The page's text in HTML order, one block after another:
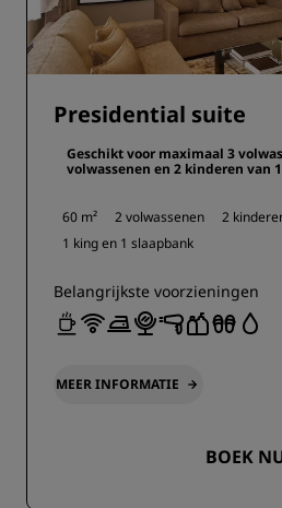
Presidential suite
Geschikt voor maximaal 3
volwassenen en 2 kinderen van
60 m² 2 volwassenen
2
1 king en 1 slaapbank
Belangrijkste voorzieningen
MEER INFORMATIE
BOEK